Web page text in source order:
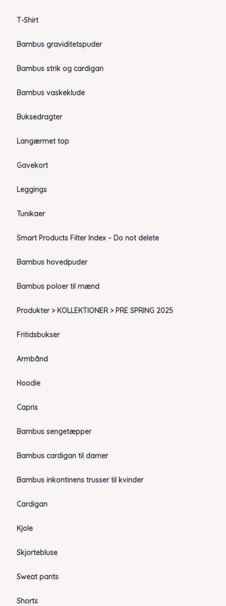
T-Shirt
Bambus graviditetspuder
Bambus strik og cardigan
Bambus vaskeklude
Buksedragter
Langærmet top
Gavekort
Leggings
Tunikaer
Smart Products Filter Index – Do not delete
Bambus hovedpuder
Bambus poloer til mænd
Produkter > KOLLEKTIONER > PRE SPRING 2025
Fritidsbukser
Armbånd
Hoodie
Capris
Bambus sengetæpper
Bambus cardigan til damer
Bambus inkontinens trusser til kvinder
Cardigan
Kjole
Skjortebluse
Sweat pants
Shorts